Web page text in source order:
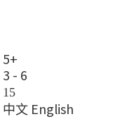
5+
3 - 6
15
中文 English